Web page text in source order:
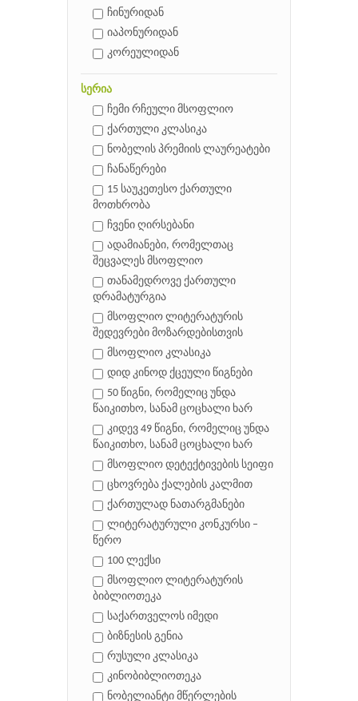
ჩინურიდან
იაპონურიდან
კორეულიდან
სერია
ჩემი რჩეული მსოფლიო
ქართული კლასიკა
ნობელის პრემიის ლაურეატები
ჩანაწერები
15 საუკეთესო ქართული
მოთხრობა
ჩვენი ღირსებანი
ადამიანები, რომელთაც
შეცვალეს მსოფლიო
თანამედროვე ქართული
დრამატურგია
მსოფლიო ლიტერატურის
შედევრები მოზარდებისთვის
მსოფლიო კლასიკა
დიდ კინოდ ქცეული წიგნები
50 წიგნი, რომელიც უნდა
წაიკითხო, სანამ ცოცხალი ხარ
კიდევ 49 წიგნი, რომელიც უნდა
წაიკითხო, სანამ ცოცხალი ხარ
მსოფლიო დეტექტივების სეიფი
ცხოვრება ქალების კალმით
ქართულად ნათარგმანები
ლიტერატურული კონკურსი –
წერო
100 ლექსი
მსოფლიო ლიტერატურის
ბიბლიოთეკა
საქართველოს იმედი
ბიზნესის გენია
რუსული კლასიკა
კინობიბლიოთეკა
ნობელიანტი მწერლების